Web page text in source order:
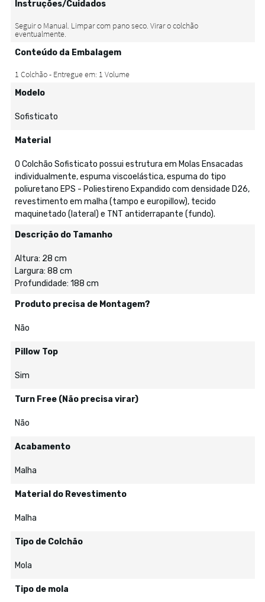
Instruções/Cuidados
Conteúdo da Embalagem
Modelo
Sofisticato
Material
O Colchão Sofisticato possui estrutura em Molas Ensacadas
individualmente, espuma viscoelástica, espuma do tipo
poliuretano EPS - Poliestireno Expandido com densidade D26,
revestimento em malha (tampo e europillow), tecido
maquinetado (lateral) e TNT antiderrapante (fundo).
Descrição do Tamanho
Altura: 28 cm
Largura: 88 cm
Profundidade: 188 cm
Produto precisa de Montagem?
Não
Pillow Top
Sim
Turn Free (Não precisa virar)
Não
Acabamento
Malha
Material do Revestimento
Malha
Tipo de Colchão
Mola
Tipo de mola